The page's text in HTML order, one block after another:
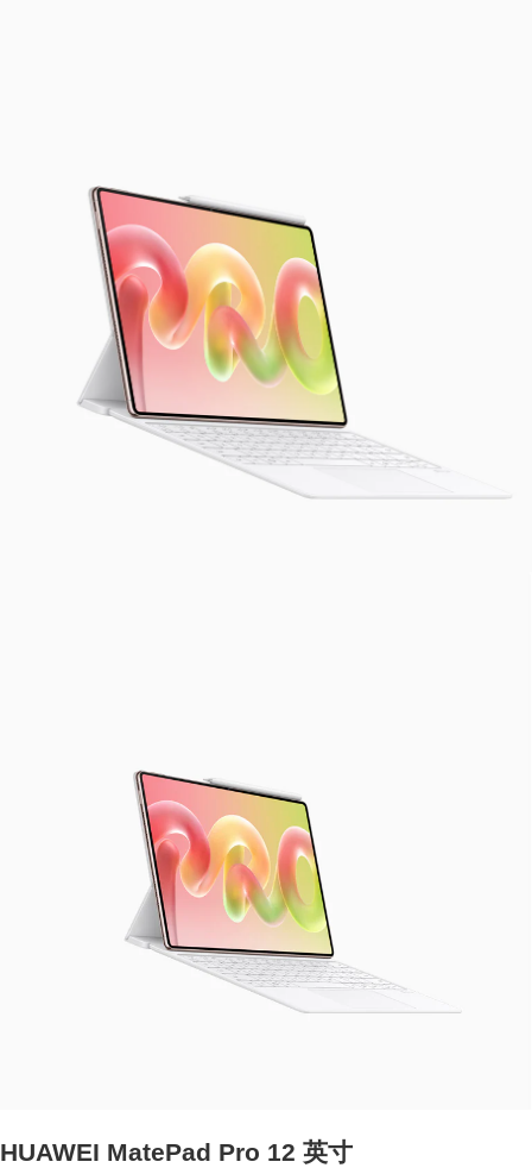
HUAWEI MatePad Pro 12 英寸